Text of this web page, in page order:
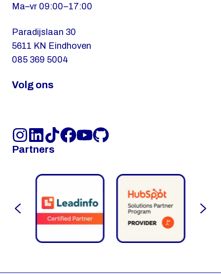
Ma–vr 09:00–17:00
Paradijslaan 30
5611 KN Eindhoven
085 369 5004
Volg ons
Instagram
LinkedIn
TikTokFacebook
YoutubeGitHub
Partners